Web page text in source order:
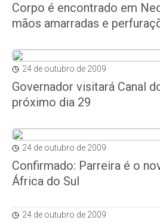
Corpo é encontrado em
mãos amarradas e
24 de outubro de 2009
Governador visitará Canal
próximo dia 29
24 de outubro de 2009
Confirmado: Parreira é o
África do Sul
24 de outubro de 2009